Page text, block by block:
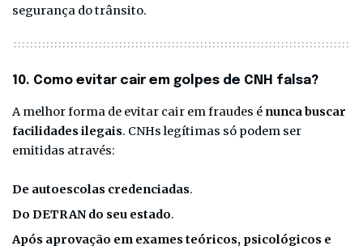
segurança do trânsito.
10. Como evitar cair em golpes de CNH falsa?
A melhor forma de evitar cair em fraudes é nunca buscar
facilidades ilegais. CNHs legítimas só podem ser
emitidas através:
De autoescolas credenciadas.
Do DETRAN do seu estado.
Após aprovação em exames teóricos, psicológicos e